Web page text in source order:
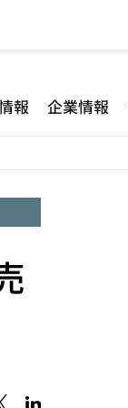
報 企業情報